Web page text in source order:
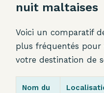
nuit maltaises
Voici un comparatif
plus fréquentés pour
votre destination de
Nom du